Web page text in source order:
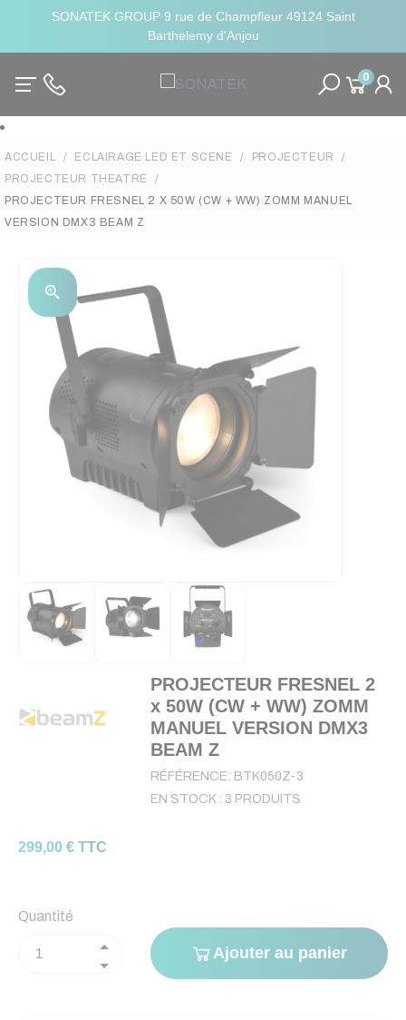
SONATEK GROUP 9 rue de Champfleur 49124 Saint
Barthelemy d'Anjou
0
ACCUEIL ECLAIRAGE LED ET SCENE
PROJECTEUR
PROJECTEUR THEATRE
PROJECTEUR FRESNEL 2 X 50W (CW + WW) ZOMM MANUEL
VERSION DMX3 BEAM Z
zoom_in
PROJECTEUR FRESNEL 2
x 50W (CW + WW) ZOMM
MANUEL VERSION DMX3
BEAM Z
RÉFÉRENCE: BTK050Z-3
EN STOCK : 3 PRODUITS
299,00 € TTC
Quantité
Ajouter au panier